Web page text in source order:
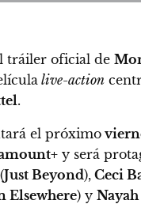
tráiler oficial de
live-action
.
el próximo
y será
(Just Beyond), Ceci
Elsewhere) y